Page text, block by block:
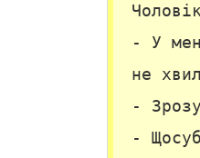
- У
не
-
-